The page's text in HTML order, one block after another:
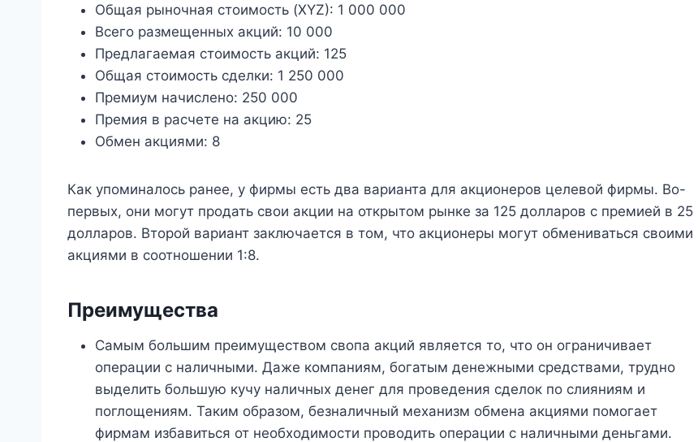
Общая рыночная стоимость (XYZ): 1 000 000
Всего размещенных акций: 10 000
Предлагаемая стоимость акций: 125
Общая стоимость сделки: 1 250 000
Премиум начислено: 250 000
Премия в расчете на акцию: 25
Обмен акциями: 8
Как упоминалось ранее, у фирмы есть два варианта для акционеров целевой фирмы. Во-
первых, они могут продать свои акции на открытом рынке за 125 долларов с премией в 25
долларов. Второй вариант заключается в том, что акционеры могут обмениваться своими
акциями в соотношении 1:8.
Преимущества
Самым большим преимуществом свопа акций является то, что он ограничивает
операции с наличными. Даже компаниям, богатым денежными средствами, трудно
выделить большую кучу наличных денег для проведения сделок по слияниям и
поглощениям. Таким образом, безналичный механизм обмена акциями помогает
фирмам избавиться от необходимости проводить операции с наличными деньгами.